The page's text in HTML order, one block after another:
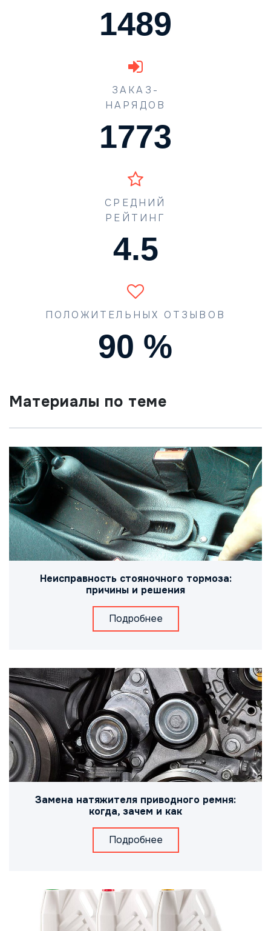
1489
ЗАКАЗ-
НАРЯДОВ
1773
СРЕДНИЙ
РЕЙТИНГ
4.5
ПОЛОЖИТЕЛЬНЫХ ОТЗЫВОВ
90 %
Материалы по теме
Неисправность стояночного тормоза:
причины и решения
Подробнее
Замена натяжителя приводного ремня:
когда, зачем и как
Подробнее